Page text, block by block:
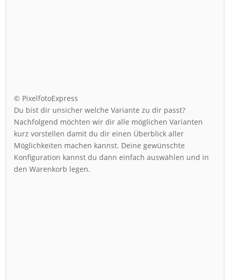
© PixelfotoExpress
Du bist dir unsicher welche Variante zu dir passt?
Nachfolgend möchten wir dir alle möglichen Varianten
kurz vorstellen damit du dir einen Überblick aller
Möglichkeiten machen kannst. Deine gewünschte
Konfiguration kannst du dann einfach auswählen und in
den Warenkorb legen.